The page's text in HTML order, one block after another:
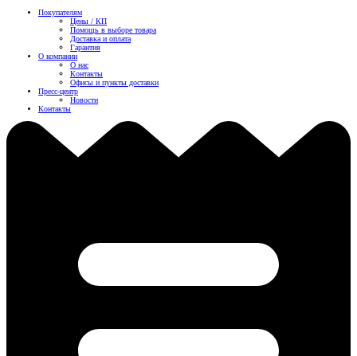
Покупателям
Цены / КП
Помощь в выборе товара
Доставка и оплата
Гарантия
О компании
О нас
Контакты
Офисы и пункты доставки
Пресс-центр
Новости
Контакты